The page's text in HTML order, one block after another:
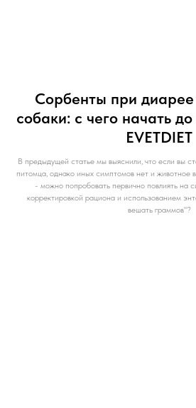
Сорбенты при
собаки: с чего начать
EVETDIET
В предыдущей статье мы выяснили, что если вы
питомца, однако иных симптомов нет и животное
- можно попробовать первично повлиять на
корректировкой рациона и использованием
вешать граммов"?